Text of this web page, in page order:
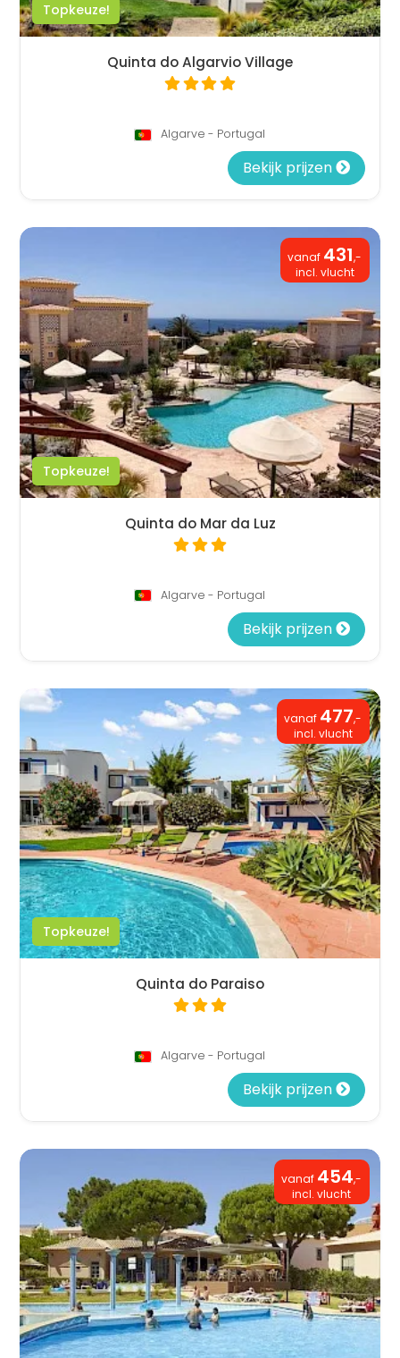
Topkeuze!
Quinta do Algarvio Village
Algarve - Portugal
Bekijk prijzen
vanaf 431,-
incl. vlucht
Topkeuze!
Quinta do Mar da Luz
Algarve - Portugal
Bekijk prijzen
vanaf 477,-
incl. vlucht
Topkeuze!
Quinta do Paraiso
Algarve - Portugal
Bekijk prijzen
vanaf 454,-
incl. vlucht